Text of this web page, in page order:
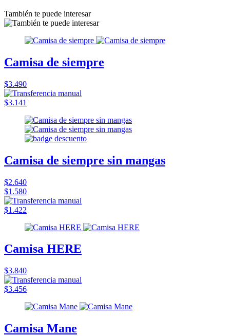
También te puede interesar
Camisa de siempre
$3.490
$3.141
Camisa de siempre sin mangas
$2.640
$1.580
$1.422
Camisa HERE
$3.840
$3.456
Camisa Mane